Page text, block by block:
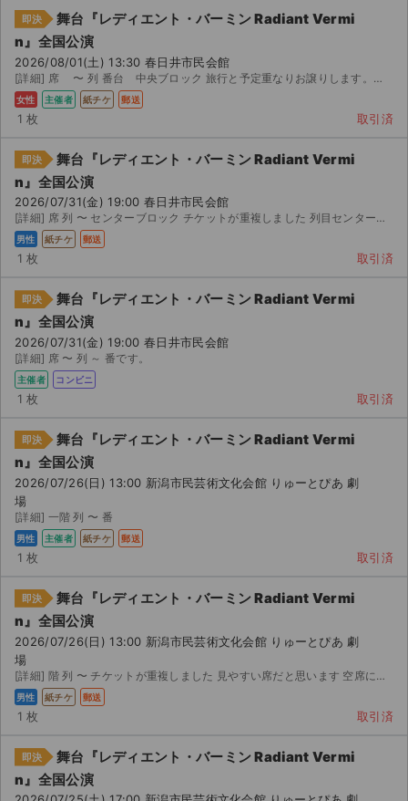
即決
舞台『レディエント・バーミン Radiant Vermi
n』全国公演
2026/08/01(土) 13:30 春日井市民会館
[詳細] 席 〜 列 番台 中央ブロック 旅行と予定重なりお譲りします。東京公演チラシですが...
女性 主催者 紙チケ 郵送
1 枚 取引済
即決
舞台『レディエント・バーミン Radiant Vermi
n』全国公演
2026/07/31(金) 19:00 春日井市民会館
[詳細] 席 列 〜 センターブロック チケットが重複しました 列目センターブロックで細かい表...
男性 紙チケ 郵送
1 枚 取引済
即決
舞台『レディエント・バーミン Radiant Vermi
n』全国公演
2026/07/31(金) 19:00 春日井市民会館
[詳細] 席 〜 列 ～ 番です。
主催者 コンビニ
1 枚 取引済
即決
舞台『レディエント・バーミン Radiant Vermi
n』全国公演
2026/07/26(日) 13:00 新潟市民芸術文化会館 りゅーとぴあ 劇
場
[詳細] 一階 列 〜 番
男性 主催者 紙チケ 郵送
1 枚 取引済
即決
舞台『レディエント・バーミン Radiant Vermi
n』全国公演
2026/07/26(日) 13:00 新潟市民芸術文化会館 りゅーとぴあ 劇
場
[詳細] 階 列 〜 チケットが重複しました 見やすい席だと思います 空席にするには、あま...
男性 紙チケ 郵送
1 枚 取引済
即決
舞台『レディエント・バーミン Radiant Vermi
n』全国公演